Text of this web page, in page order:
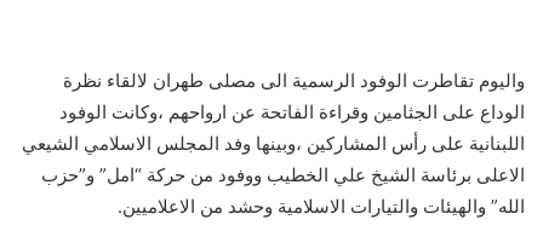
واليوم تقاطرت الوفود الرسمية الى مصلى طهران لالقاء نظرة
الوداع على الجثامين وقراءة الفاتحة عن ارواحهم ،وكانت الوفود
اللبنانية على رأس المشاركين ،وبينها وفد المجلس الاسلامي الشيعي
الاعلى برئاسة الشيخ علي الخطيب ووفود من حركة “امل” و”حزب
الله” والهيئات والتيارات الاسلامية وحشد من الاعلاميين.